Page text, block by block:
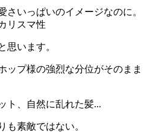
さいっぱいのイメージなのに。
リスマ性
思います。
ップ様の強烈な分位がそのまま
ト、自然に乱れた髪...
素敵ではない。